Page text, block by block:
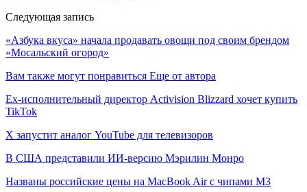
Следующая запись
«Азбука вкуса» начала продавать овощи под своим брендом
«Мосальский огород»
Вам также могут понравиться Еще от автора
Ex-исполнительный директор Activision Blizzard хочет купить
TikTok
X запустит аналог YouTube для телевизоров
В США представили ИИ-версию Мэрилин Монро
Названы российские цены на MacBook Air с чипами M3